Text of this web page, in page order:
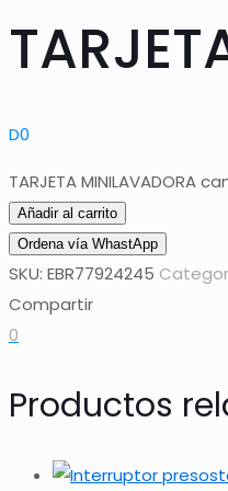
D0
TARJETA MINILAVADORA
Añadir al carrito
Ordena vía WhastApp
SKU: EBR77924245
Compartir
0
Productos